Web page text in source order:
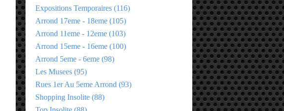
Expositions Temporaires (116)
Arrond 17eme - 18eme (105)
Arrond 11eme - 12eme (103)
Arrond 15eme - 16eme (100)
Arrond 5eme - 6eme (98)
Les Musees (95)
Rues 1er Au 5eme Arrond (93)
Shopping Insolite (88)